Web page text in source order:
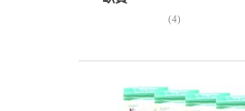
(4)